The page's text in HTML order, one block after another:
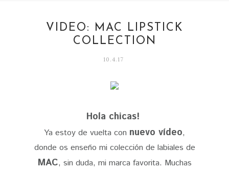
VIDEO: MAC LIPSTICK
COLLECTION
10.4.17
Hola chicas!
Ya estoy de vuelta con nuevo vídeo,
donde os enseño mi colección de labiales de
MAC, sin duda, mi marca favorita. Muchas